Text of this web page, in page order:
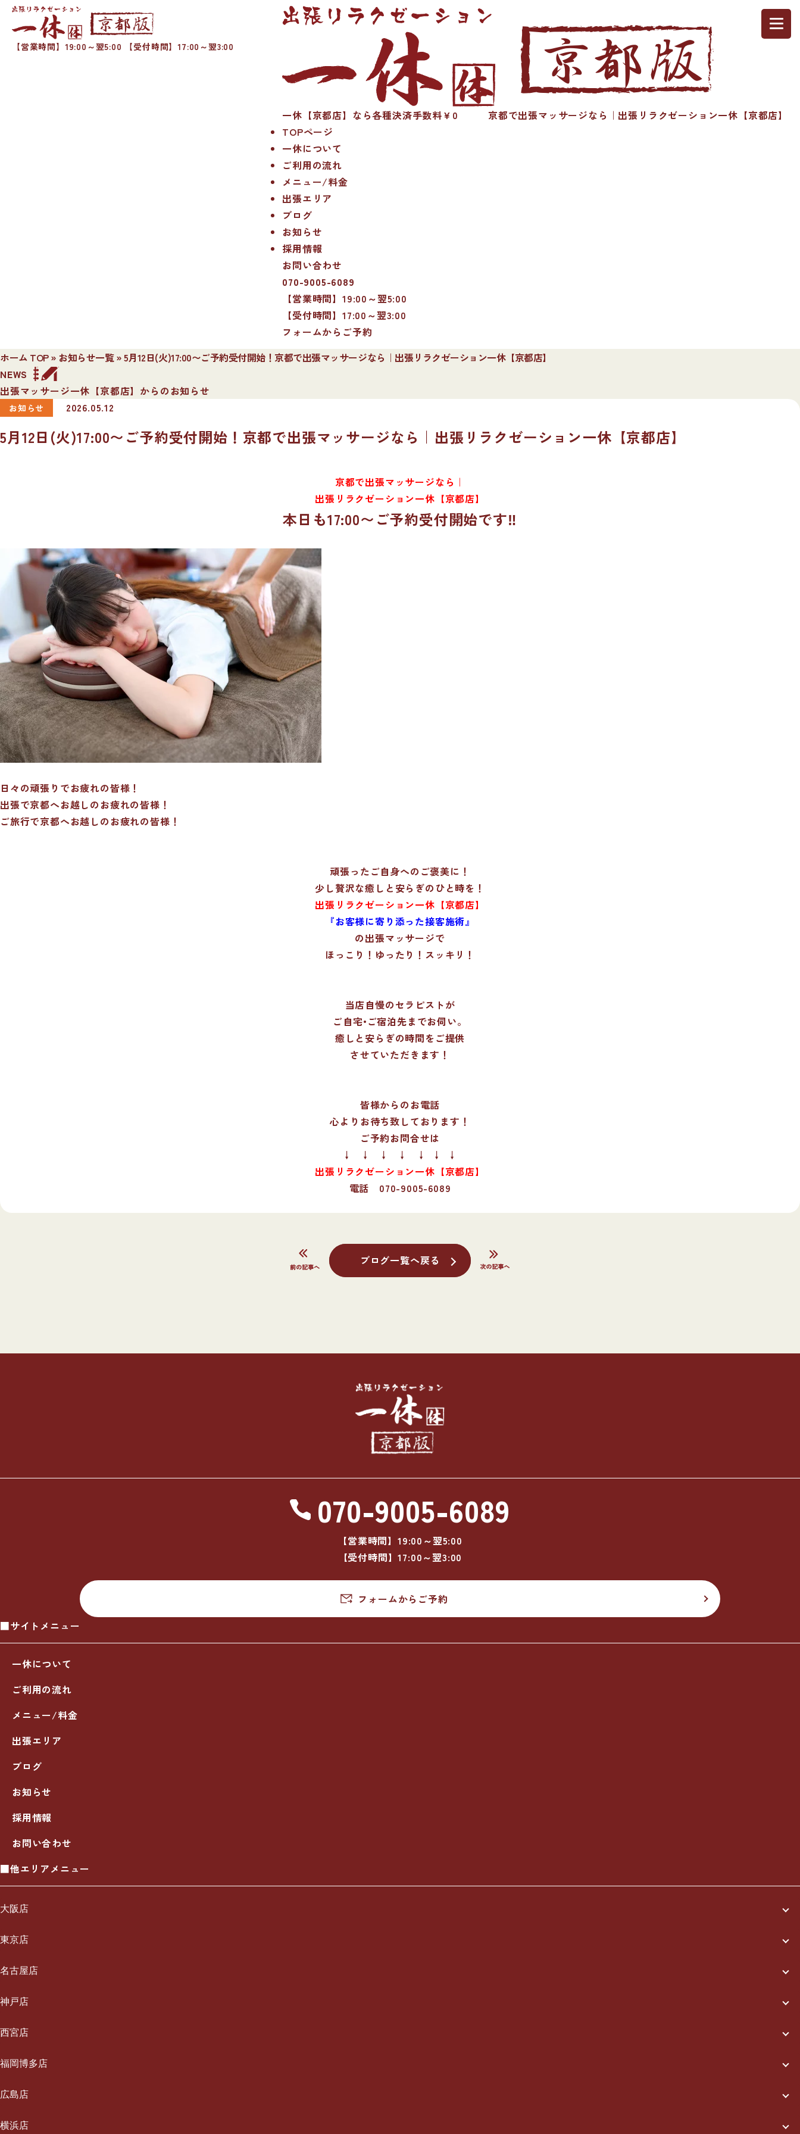
【営業時間】19:00～翌5:00 【受付時間】17:00～翌3:00
一休【京都店】なら各種決済手数料￥0 京都で出張マッサージなら｜出張リラクゼーション一休【京都店】
TOPページ
一休について
ご利用の流れ
メニュー/料金
出張エリア
ブログ
お知らせ
採用情報
お問い合わせ
070-9005-6089
【営業時間】19:00～翌5:00
【受付時間】17:00～翌3:00
フォームからご予約
ホーム TOP» お知らせ一覧»5月12日(火)17:00〜ご予約受付開始！京都で出張マッサージなら｜出張リラクゼーション一休【京都店】
NEWS
出張マッサージ一休【京都店】からのお知らせ
お知らせ 2026.05.12
5月12日(火)17:00〜ご予約受付開始！京都で出張マッサージなら｜出張リラクゼーション一休【京都店】
京都で出張マッサージなら｜
出張リラクゼーション一休【京都店】
本日も17:00〜ご予約受付開始です‼️
日々の頑張りでお疲れの皆様！
出張で京都へお越しのお疲れの皆様！
ご旅行で京都へお越しのお疲れの皆様！
頑張ったご自身へのご褒美に！
少し贅沢な癒しと安らぎのひと時を！
出張リラクゼーション一休【京都店】
『お客様に寄り添った接客施術』
の出張マッサージで
ほっこり！ゆったり！スッキリ！
当店自慢のセラピストが
ご自宅•ご宿泊先までお伺い。
癒しと安らぎの時間をご提供
させていただきます！
皆様からのお電話
心よりお待ち致しております！
ご予約お問合せは
↓ ↓ ↓ ↓ ↓ ↓ ↓
出張リラクゼーション一休【京都店】
電話 070-9005-6089
ブログ一覧へ戻る
070-9005-6089
【営業時間】19:00～翌5:00
【受付時間】17:00～翌3:00
フォームからご予約
■サイトメニュー
一休について
ご利用の流れ
メニュー/料金
出張エリア
ブログ
お知らせ
採用情報
お問い合わせ
■他エリアメニュー
大阪店
一休について
ご利用の流れ
ブログ
お知らせ
採用情報
東京店
一休について
ご利用の流れ
ブログ
お知らせ
採用情報
名古屋店
一休について
ご利用の流れ
ブログ
お知らせ
神戸店
一休について
ご利用の流れ
西宮店
一休について
ご利用の流れ
福岡博多店
一休について
ご利用の流れ
広島店
一休について
横浜店